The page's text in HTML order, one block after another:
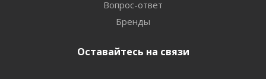
Вопрос-ответ
Бренды
Оставайтесь на связи